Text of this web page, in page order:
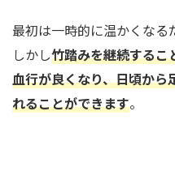
最初は一時的に温かくなる
しかし竹踏みを継続するこ
血行が良くなり、日頃か
れることができます。